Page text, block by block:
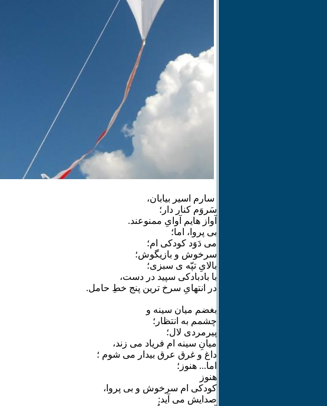
سارم اسیر بیابان،
سَروَم کنار دار؛
آواز هایم آوایِ ممنوعند.
بی پروا، اما؛
می دَوَد کودکی ام؛
سرخوش و بازیگوش؛
بالایِ تپّه ی سبزی؛
با بادبادکی سپید در دست،
در انتهایِ سرخ ترین پنج خطِ حامل.
بغضم میان سینه و
چشمم به انتظار؛
پیرمردی لال؛
میانِ سینه ام فریاد می زند،
داغ و غرق عرق بیدار می شوم ؛
اما... هنوز؛
هنوز
کودکی ام سرخوش و بی پروا،
صدایش می آید: